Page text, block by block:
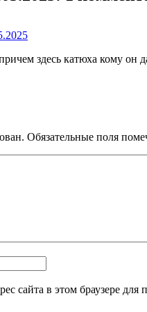
здесь катюха кому он
Обязательные поля
сайта в этом браузере